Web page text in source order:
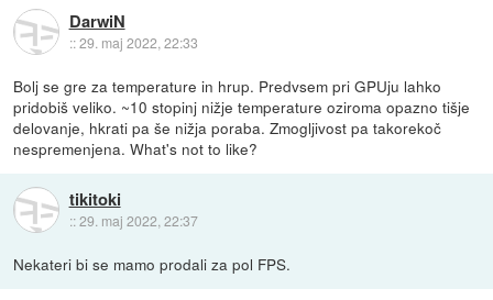
DarwiN
::29. maj 2022, 22:33
Bolj se gre za temperature in hrup. Predvsem pri GPUju lahko
pridobiš veliko. ~10 stopinj nižje temperature oziroma opazno tišje
delovanje, hkrati pa še nižja poraba. Zmogljivost pa takorekoč
nespremenjena. What's not to like?
tikitoki
::29. maj 2022, 22:37
Nekateri bi se mamo prodali za pol FPS.